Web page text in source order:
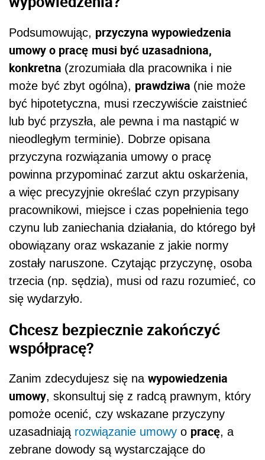
Podsumowując, przyczyna wypowiedzenia
umowy o pracę musi być uzasadniona,
konkretna (zrozumiała dla pracownika i nie
może być zbyt ogólna), prawdziwa (nie może
być hipotetyczna, musi rzeczywiście zaistnieć
lub być przyszła, ale pewna i ma nastąpić w
nieodległym terminie). Dobrze opisana
przyczyna rozwiązania umowy o pracę
powinna przypominać zarzut aktu oskarżenia,
a więc precyzyjnie określać czyn przypisany
pracownikowi, miejsce i czas popełnienia tego
czynu lub zaniechania działania, do którego był
obowiązany oraz wskazanie z jakie normy
zostały naruszone. Czytając przyczynę, osoba
trzecia (np. sędzia), musi od razu rozumieć, co
się wydarzyło.
Chcesz bezpiecznie zakończyć
współpracę?
Zanim zdecydujesz się na wypowiedzenia
umowy, skonsultuj się z radcą prawnym, który
pomoże ocenić, czy wskazane przyczyny
uzasadniają rozwiązanie umowy o pracę, a
zebrane dowody są wystarczające do